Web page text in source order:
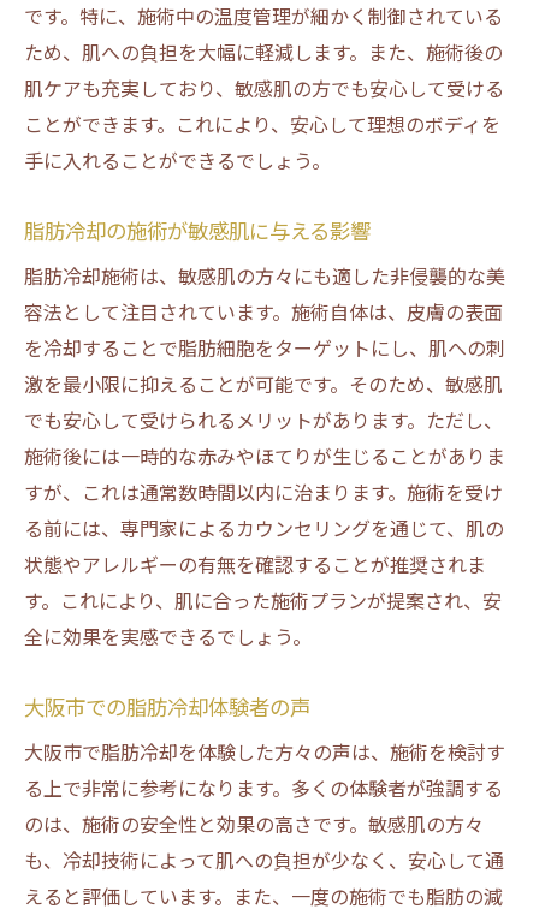
です。特に、施術中の温度管理が細かく制御されている
ため、肌への負担を大幅に軽減します。また、施術後の
肌ケアも充実しており、敏感肌の方でも安心して受ける
ことができます。これにより、安心して理想のボディを
手に入れることができるでしょう。
脂肪冷却の施術が敏感肌に与える影響
脂肪冷却施術は、敏感肌の方々にも適した非侵襲的な美
容法として注目されています。施術自体は、皮膚の表面
を冷却することで脂肪細胞をターゲットにし、肌への刺
激を最小限に抑えることが可能です。そのため、敏感肌
でも安心して受けられるメリットがあります。ただし、
施術後には一時的な赤みやほてりが生じることがありま
すが、これは通常数時間以内に治まります。施術を受け
る前には、専門家によるカウンセリングを通じて、肌の
状態やアレルギーの有無を確認することが推奨されま
す。これにより、肌に合った施術プランが提案され、安
全に効果を実感できるでしょう。
大阪市での脂肪冷却体験者の声
大阪市で脂肪冷却を体験した方々の声は、施術を検討す
る上で非常に参考になります。多くの体験者が強調する
のは、施術の安全性と効果の高さです。敏感肌の方々
も、冷却技術によって肌への負担が少なく、安心して通
えると評価しています。また、一度の施術でも脂肪の減